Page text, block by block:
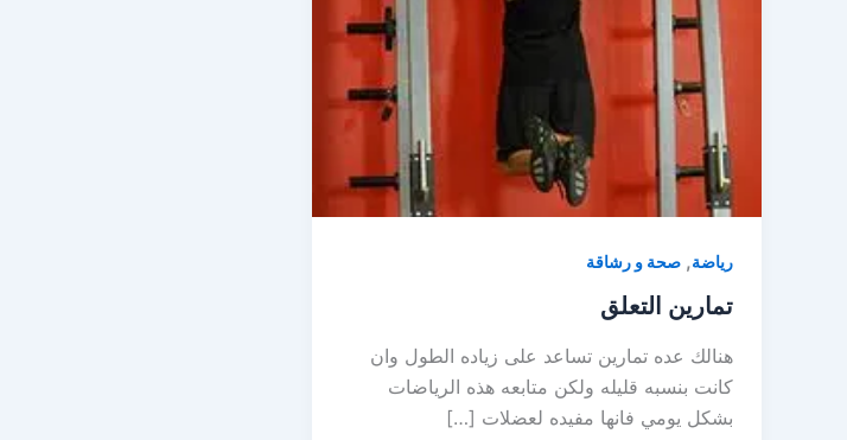
رياضة, صحة و رشاقة
تمارين التعلق
هنالك عده تمارين تساعد على زياده الطول وان
كانت بنسبه قليله ولكن متابعه هذه الرياضات
بشكل يومي فانها مفيده لعضلات […]